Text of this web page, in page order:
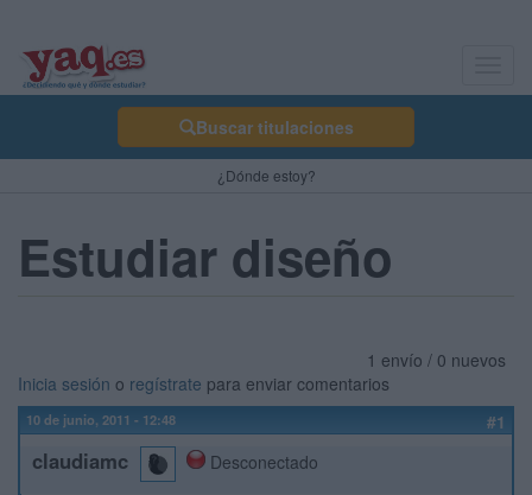
Buscar titulaciones
¿Dónde estoy?
Estudiar diseño
1 envío / 0 nuevos
Inicia sesión o regístrate para enviar comentarios
10 de junio, 2011 - 12:48 #1
claudiamc
Desconectado